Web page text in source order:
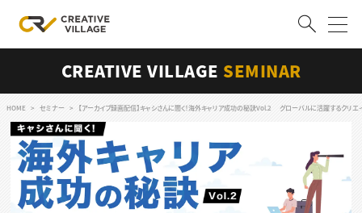
ログイン 会員登録
RECRUIT
クリエイター求人を探す
CREATIVE VILLAGE SEMINAR
HOME セミナー 【アーカイブ録画配信】キャシさんに聞く！海外キャリア成功の秘訣Vol.2 グローバルに活躍するクリエ